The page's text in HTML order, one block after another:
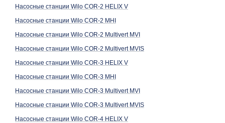
Насосные станции Wilo COR-4 HELIX V
Насосные станции Wilo COR-4 Multivert MVI
Насосные станции Wilo COR-4 Multivert MVIS
Насосные станции Wilo COR-5 Multivert MVI
Насосные станции Wilo COR-5 Multivert MVIS
Насосные станции Wilo COR-2 HELIX V
Насосные станции Wilo COR-2 MHI
Насосные станции Wilo COR-2 Multivert MVI
Насосные станции Wilo COR-2 Multivert MVIS
Насосные станции Wilo COR-3 HELIX V
Насосные станции Wilo COR-3 MHI
Насосные станции Wilo COR-3 Multivert MVI
Насосные станции Wilo COR-3 Multivert MVIS
Насосные станции Wilo COR-4 HELIX V